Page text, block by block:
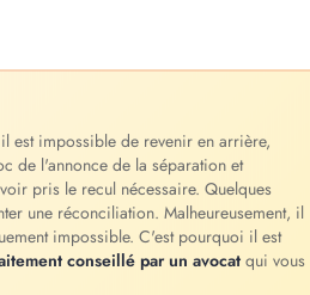
est impossible de revenir en arrière,
de l'annonce de la séparation et
pris le recul nécessaire. Quelques
une réconciliation. Malheureusement, il
impossible. C'est pourquoi il est
conseillé par un avocat qui vous